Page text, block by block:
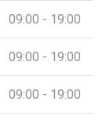
09:00 - 19:00
09:00 - 19:00
09:00 - 19:00